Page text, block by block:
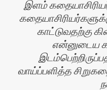
இளம்
காட்டுவதற்கு
என்னுடைய
வாய்ப்பளித்த